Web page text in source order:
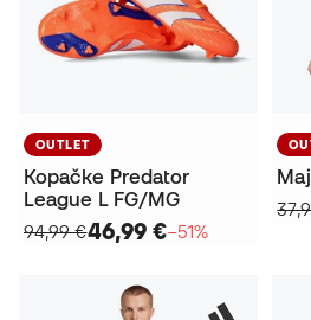
OUTLET
Kopačke Predator
League L FG/MG
94,99 €46,99 €−51%